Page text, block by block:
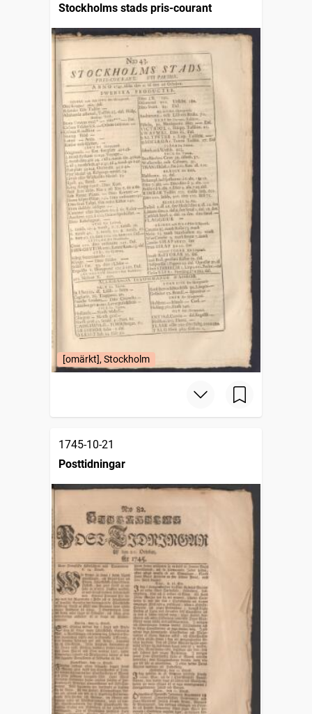
Stockholms stads pris-courant
[omärkt], Stockholm
1745-10-21
Posttidningar